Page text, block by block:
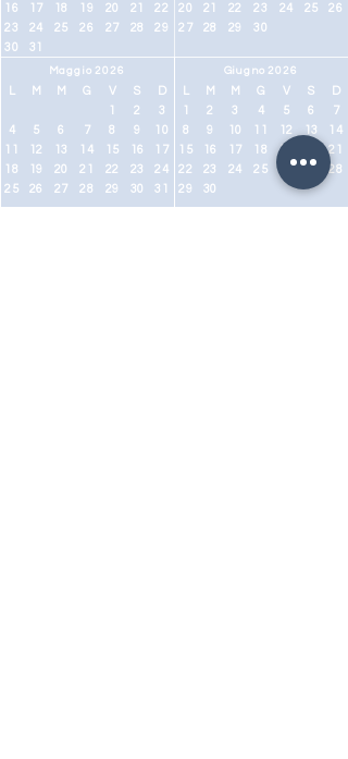
16
17 18 19 20 21
22
23
24 25 26 27 28
29
30
31
Maggio 2026
M M G V S
D
1
2
3
4
5 6 7 8 9
10
11
12 13 14 15 16
17
18
19 20 21 22 23
24
25
26 27 28 29 30 31
20
21 22 23 24 25
26
27
28 29 30
Giugno 2026
M M G V S
D
1
2 3 4 5 6
7
8
9 10 11 12 13
14
15
16 17 18 19
21
22
23 24 25 26 27
28
29
30